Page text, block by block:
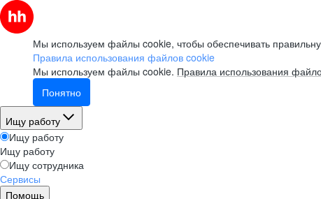
Мы используем файлы cookie, чтобы обеспечивать
Правила использования файлов cookie
Мы используем файлы cookie. Правила использования
Понятно
Ищу работу
Ищу работу
Ищу работу
Ищу сотрудника
Сервисы
Помощь